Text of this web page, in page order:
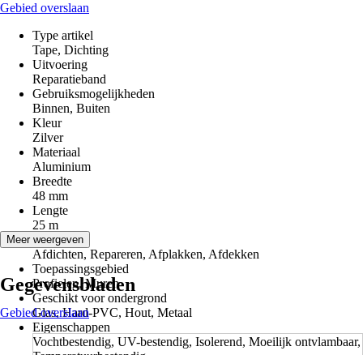
Gebied overslaan
Type artikel
Tape, Dichting
Uitvoering
Reparatieband
Gebruiksmogelijkheden
Binnen, Buiten
Kleur
Zilver
Materiaal
Aluminium
Breedte
48 mm
Lengte
25 m
Toepassing
Afdichten, Repareren, Afplakken, Afdekken
Toepassingsgebied
Profielen, Muren
Geschikt voor ondergrond
Glas, Hard-PVC, Hout, Metaal
Eigenschappen
Vochtbestendig, UV-bestendig, Isolerend, Moeilijk ontvlambaar,
Meer weergeven
Gegevensbladen
Gebied overslaan